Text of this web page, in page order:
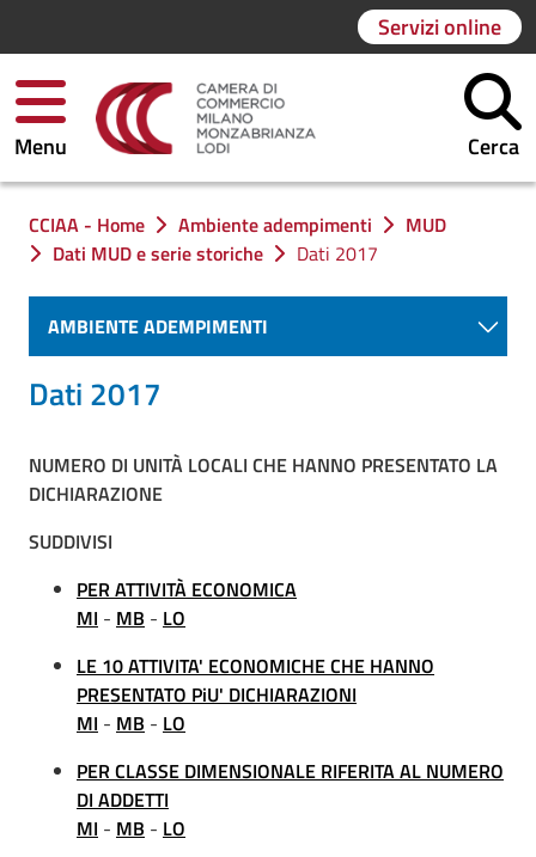
Servizi online
Menu Cerca
Ti trovi in:
CCIAA - Home Ambiente adempimenti
MUD
Dati MUD e serie storiche
Dati 2017
AMBIENTE ADEMPIMENTI
Dati 2017
NUMERO DI UNITÀ LOCALI CHE HANNO PRESENTATO LA
DICHIARAZIONE
SUDDIVISI
PER ATTIVITÀ ECONOMICA
MI - MB - LO
LE 10 ATTIVITA' ECONOMICHE CHE HANNO
PRESENTATO PiU' DICHIARAZIONI
MI - MB - LO
PER CLASSE DIMENSIONALE RIFERITA AL NUMERO
DI ADDETTI
MI - MB - LO